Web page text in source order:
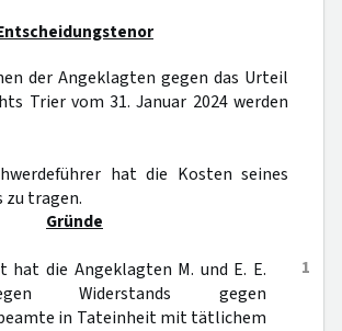
der Angeklagten gegen das Urteil
Trier vom 31. Januar 2024 werden
hat die Kosten seines
tragen.
Gründe
1
hat die Angeklagten M. und E. E.
Widerstands gegen
in Tateinheit mit tätlichem